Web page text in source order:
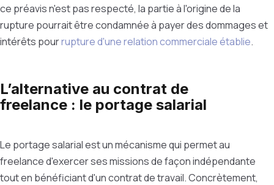
ce préavis n'est pas respecté, la partie à l'origine de la
rupture pourrait être condamnée à payer des dommages et
intérêts pourrupture d'une relation commerciale établie.
L’alternative au contrat de
freelance : le portage salarial
Le portage salarial est un mécanisme qui permet au
freelance d'exercer ses missions de façon indépendante
tout en bénéficiant d'un contrat de travail. Concrètement,